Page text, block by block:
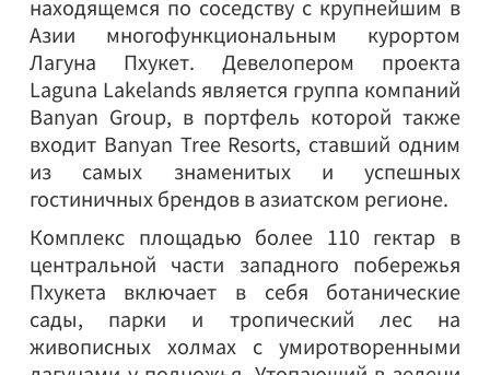
находящемся по соседству с крупнейшим в
Азии многофункциональным курортом
Лагуна Пхукет. Девелопером проекта
Laguna Lakelands является группа компаний
Banyan Group, в портфель которой также
входит Banyan Tree Resorts, ставший одним
из самых знаменитых и успешных
гостиничных брендов в азиатском регионе.
Комплекс площадью более 110 гектар в
центральной части западного побережья
Пхукета включает в себя ботанические
сады, парки и тропический лес на
живописных холмах с умиротворенными